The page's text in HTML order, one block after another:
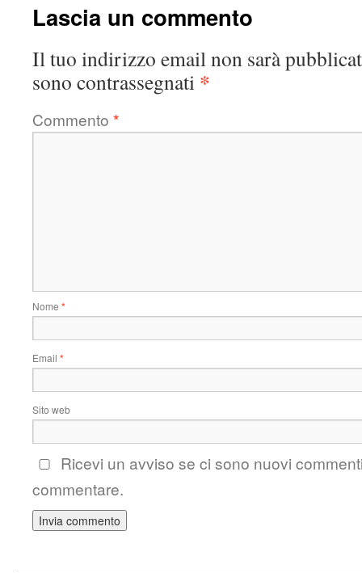
Lascia un commento
Il tuo indirizzo email non sarà
sono contrassegnati *
Commento *
Nome *
Email *
Sito web
Ricevi un avviso se ci sono nuovi
commentare.